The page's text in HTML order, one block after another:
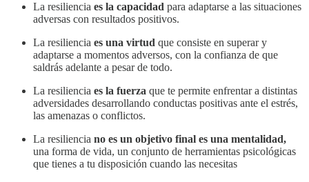
La resiliencia es la capacidad para adaptarse a las situaciones
adversas con resultados positivos.
La resiliencia es una virtud que consiste en superar y
adaptarse a momentos adversos, con la confianza de que
saldrás adelante a pesar de todo.
La resiliencia es la fuerza que te permite enfrentar a distintas
adversidades desarrollando conductas positivas ante el estrés,
las amenazas o conflictos.
La resiliencia no es un objetivo final es una mentalidad,
una forma de vida, un conjunto de herramientas psicológicas
que tienes a tu disposición cuando las necesitas